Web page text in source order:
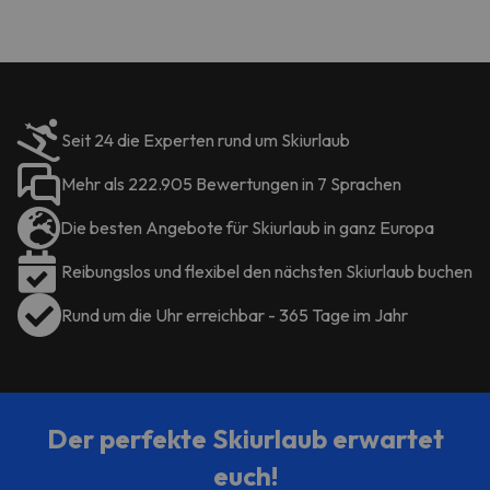
empfehlen für alle, die mit Haustieren reisen
Seit 24 die Experten rund um Skiurlaub
Mehr als 222.905 Bewertungen in 7 Sprachen
Die besten Angebote für Skiurlaub in ganz Europa
Reibungslos und flexibel den nächsten Skiurlaub buchen
Rund um die Uhr erreichbar - 365 Tage im Jahr
Der perfekte Skiurlaub erwartet
euch!